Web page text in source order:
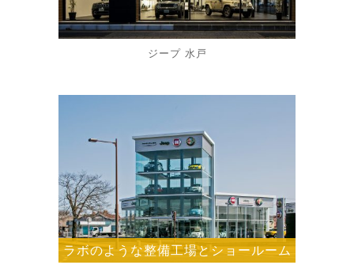
ジープ 水戸
ラボのような整備工場とショールーム